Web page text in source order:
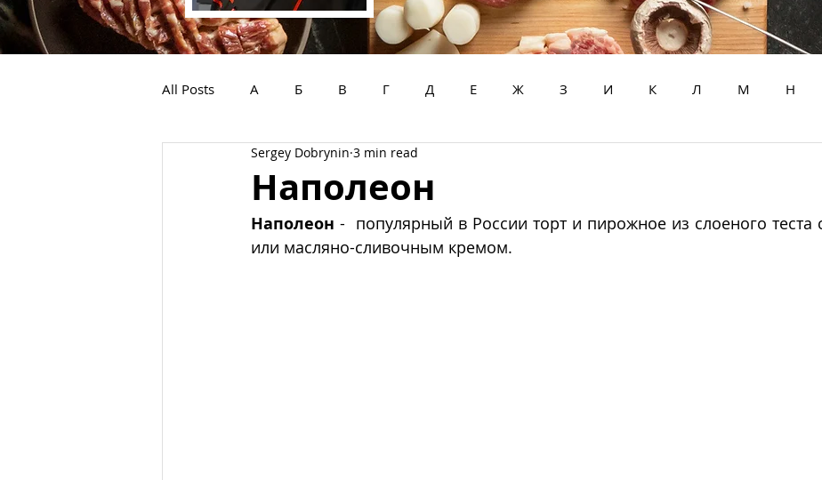
All Posts А Б В Г Д Е Ж З И К Л М Н
У Ф Х
Наполеон
Sergey Dobrynin 3 min read
Наполеон -  популярный в России торт и пирожное из слоеного теста
или масляно-сливочным кремом.